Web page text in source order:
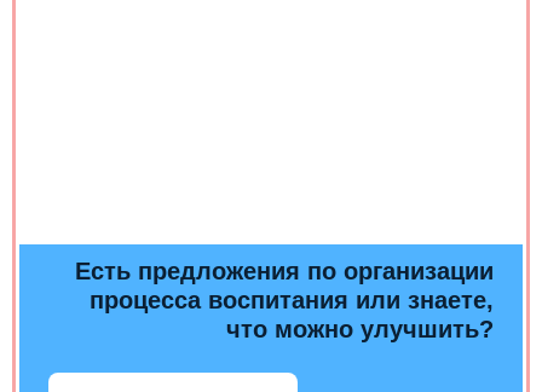
Есть предложения по организации
процесса воспитания или знаете,
что можно улучшить?